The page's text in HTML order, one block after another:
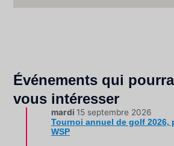
Événements qui
vous intéresser
mardi 15 septembre 2026
Tournoi annuel de golf 2026,
WSP